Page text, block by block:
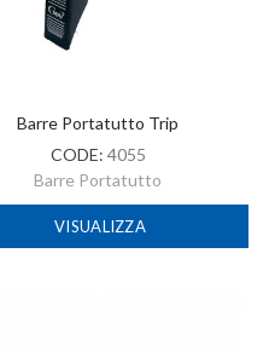
Barre Portatutto Trip
CODE: 4055
Barre Portatutto
VISUALIZZA